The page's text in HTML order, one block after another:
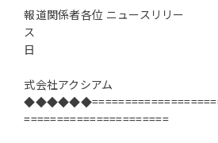
報道関係者各位 ニュースリリー
ス 2008
日
式会社アクシアム